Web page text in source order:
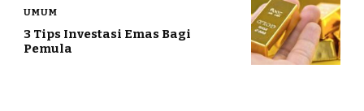
UMUM
3 Tips Investasi Emas Bagi
Pemula